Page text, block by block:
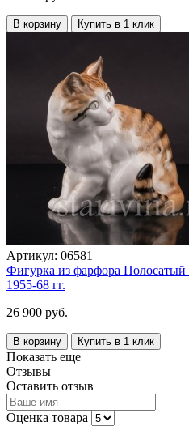
В корзину Купить в 1 клик
Артикул: 06581
Фигурка из фарфора Полосатый
1955-68 гг.
26 900 руб.
В корзину Купить в 1 клик
Показать еще
Отзывы
Оставить отзыв
Оценка товара